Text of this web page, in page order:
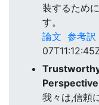
装するため
す。
論文 参考訳
Perspective
我々は,信頼